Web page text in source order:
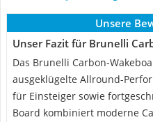
Unsere
Unser Fazit für Brunelli
Das Brunelli Carbon-
ausgeklügelte Allround-
für Einsteiger sowie
Board kombiniert moderne